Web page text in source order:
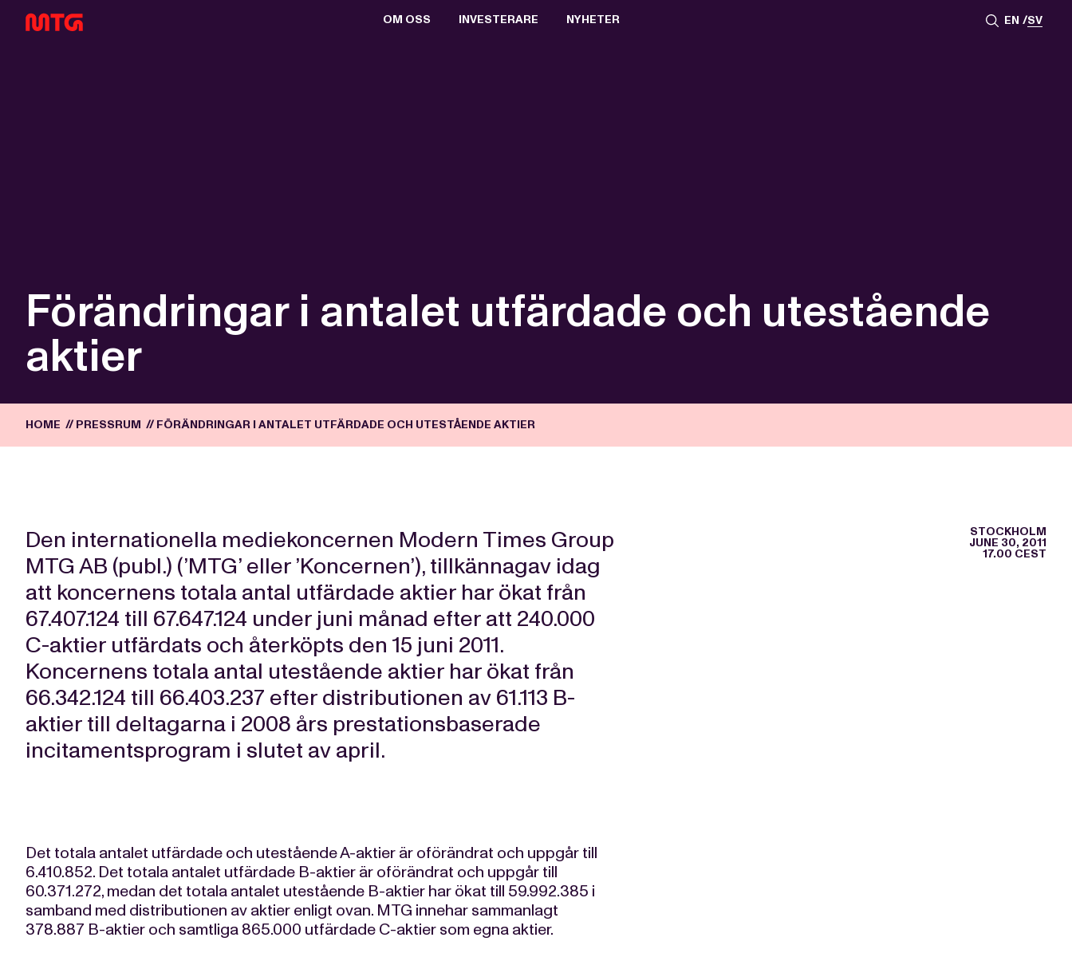
OM OSS
INVESTERARE
NYHETER
EN SV
Förändringar i antalet utfärdade och utestående
aktier
HOME // PRESSRUM // FÖRÄNDRINGAR I ANTALET UTFÄRDADE OCH UTESTÅENDE AKTIER
STOCKHOLM
JUNE 30, 2011
17.00 CEST
Den internationella mediekoncernen Modern Times Group
MTG AB (publ.) (’MTG’ eller ’Koncernen’), tillkännagav idag
att koncernens totala antal utfärdade aktier har ökat från
67.407.124 till 67.647.124 under juni månad efter att 240.000
C-aktier utfärdats och återköpts den 15 juni 2011.
Koncernens totala antal utestående aktier har ökat från
66.342.124 till 66.403.237 efter distributionen av 61.113 B-
aktier till deltagarna i 2008 års prestationsbaserade
incitamentsprogram i slutet av april.
Det totala antalet utfärdade och utestående A-aktier är oförändrat och uppgår till
6.410.852. Det totala antalet utfärdade B-aktier är oförändrat och uppgår till
60.371.272, medan det totala antalet utestående B-aktier har ökat till 59.992.385 i
samband med distributionen av aktier enligt ovan. MTG innehar sammanlagt
378.887 B-aktier och samtliga 865.000 utfärdade C-aktier som egna aktier.